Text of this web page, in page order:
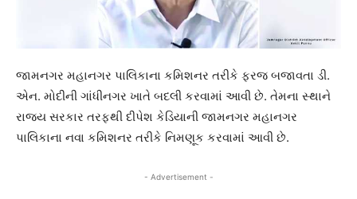
જામનગર મહાનગર પાલિકાના કમિશનર તરીકે ફરજ બજાવતા ડી.
એન. મોદીની ગાંધીનગર ખાતે બદલી કરવામાં આવી છે. તેમના સ્થાને
રાજય સરકાર તરફથી દીપેશ કેડિયાની જામનગર મહાનગર
પાલિકાના નવા કમિશનર તરીકે નિમણૂક કરવામાં આવી છે.
- Advertisement -